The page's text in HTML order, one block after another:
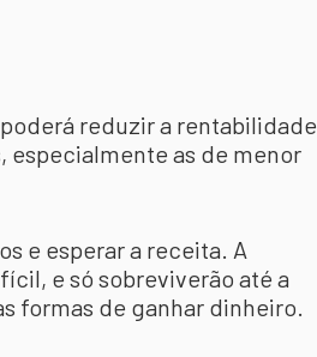
reduzir a rentabilidade
especialmente as de menor
e esperar a receita. A
e só sobreviverão até a
formas de ganhar dinheiro.